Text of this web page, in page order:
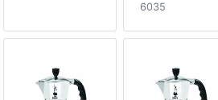
6035